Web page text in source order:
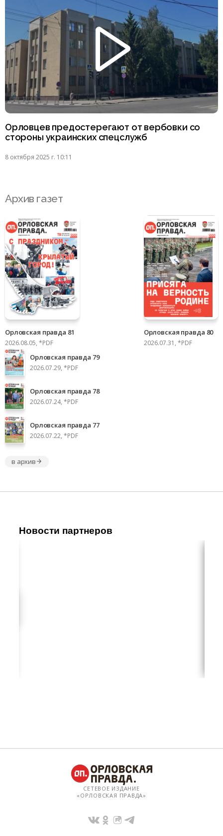
Орловцев предостерегают от вербовки со
стороны украинских спецслужб
8 октября 2025 г. 10:11
Архив газет
Орловская правда 81
2026.08.05, *PDF
Орловская правда 80
2026.07.31, *PDF
Орловская правда 79
2026.07.29, *PDF
Орловская правда 78
2026.07.24, *PDF
Орловская правда 77
2026.07.22, *PDF
в архив
Новости партнеров
СЕТЕВОЕ ИЗДАНИЕ
«ОРЛОВСКАЯ ПРАВДА»